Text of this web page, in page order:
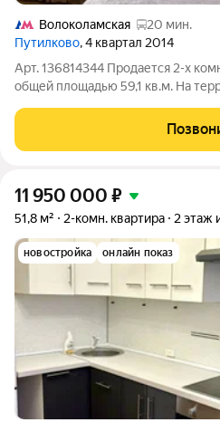
Волоколамская
20 мин.
Путилково, 4 квартал 2014
Арт. 136814344 Продается 2-х
общей площадью 59,1 кв.м. На
магазинов: Мираторг, ВкусВилл,
школа, детский сад,
11 950 000 ₽
51,8 м² 2-комн. квартира 2 этаж
новостройка онлайн показ